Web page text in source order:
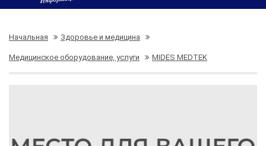
Начальная Здоровье и медицина
Медицинское оборудование, услуги MIDES MEDTEK